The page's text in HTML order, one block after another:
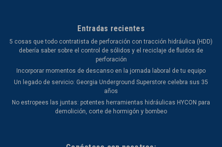
Entradas recientes
5 cosas que todo contratista de perforación con tracción hidráulica (HDD)
debería saber sobre el control de sólidos y el reciclaje de fluidos de
perforación
Incorporar momentos de descanso en la jornada laboral de tu equipo
Un legado de servicio: Georgia Underground Superstore celebra sus 35
años
No estropees las juntas: potentes herramientas hidráulicas HYCON para
demolición, corte de hormigón y bombeo